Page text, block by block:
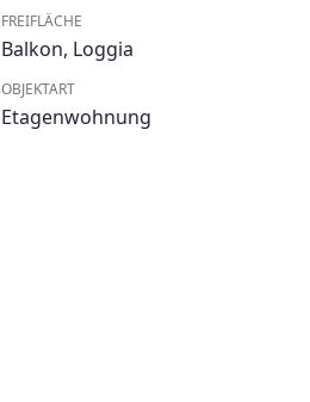
FREIFLÄCHE
Balkon, Loggia
OBJEKTART
Etagenwohnung